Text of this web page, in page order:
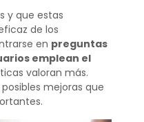
y que estas
de los
en preguntas
emplean el
valoran más.
mejoras que